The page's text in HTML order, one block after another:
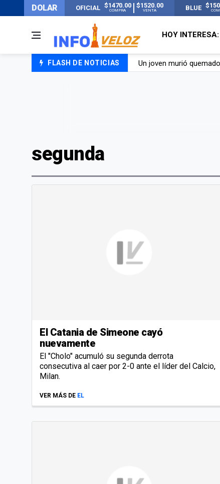
DOLAR OFICIAL $1470.00
COMPRA
$1520.00
VENTA BLUE
HOY INTERESA:
FLASH DE NOTICIAS
Un joven murió
segunda
El Catania de Simeone cayó
nuevamente
El "Cholo" acumuló su segunda derrota
consecutiva al caer por 2-0 ante el líder del Calcio,
Milan.
VER MÁS DE EL